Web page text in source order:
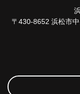
〒430-8652 浜松市